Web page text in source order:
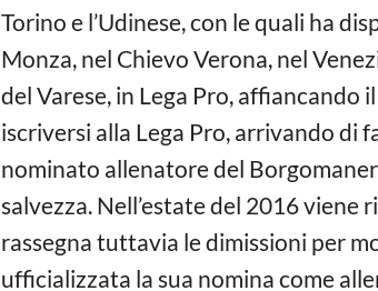
Torino e l’Udinese, con le quali ha
Monza, nel Chievo Verona, nel
del Varese, in Lega Pro, affiancando
iscriversi alla Lega Pro, arrivando di
nominato allenatore del
salvezza. Nell’estate del 2016
rassegna tuttavia le dimissioni per
ufficializzata la sua nomina come